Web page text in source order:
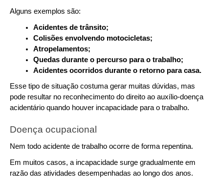
Alguns exemplos são:
Acidentes de trânsito;
Colisões envolvendo motocicletas;
Atropelamentos;
Quedas durante o percurso para o trabalho;
Acidentes ocorridos durante o retorno para casa.
Esse tipo de situação costuma gerar muitas dúvidas, mas
pode resultar no reconhecimento do direito ao auxílio-doença
acidentário quando houver incapacidade para o trabalho.
Doença ocupacional
Nem todo acidente de trabalho ocorre de forma repentina.
Em muitos casos, a incapacidade surge gradualmente em
razão das atividades desempenhadas ao longo dos anos.